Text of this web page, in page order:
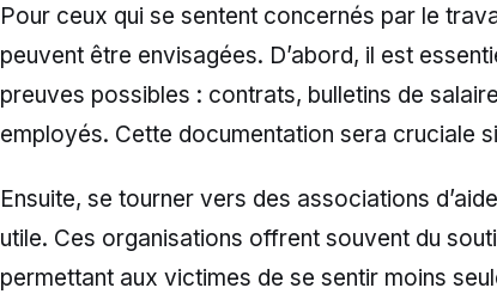
Pour ceux qui se sentent concernés par le
peuvent être envisagées. D’abord, il est
preuves possibles : contrats, bulletins de
employés. Cette documentation sera cruciale
Ensuite, se tourner vers des associations
utile. Ces organisations offrent souvent du
permettant aux victimes de se sentir moins